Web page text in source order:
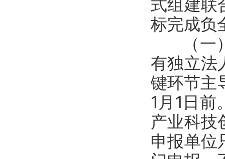
式组建联
标完成负
（一）
有独立法
键环节主
1月1日
产业科技
申报单位